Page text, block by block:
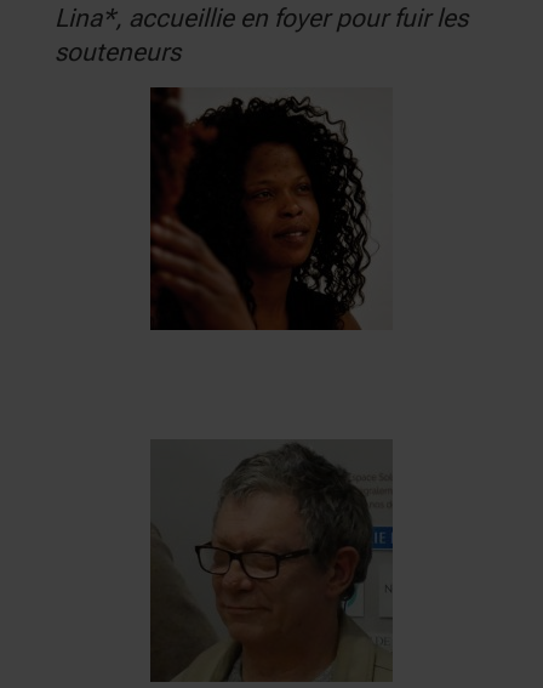
Lina*, accueillie en foyer pour fuir les
souteneurs